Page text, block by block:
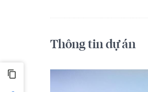
Thông tin dự án